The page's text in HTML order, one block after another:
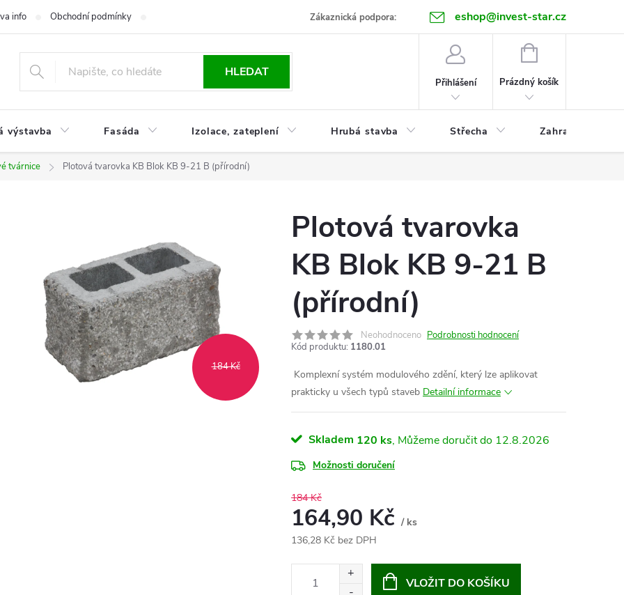
Zákaznická podpora: eshop@invest-star.cz
info Obchodní podmínky Kontakt
HLEDAT
Přihlášení
NÁKUPNÍ
Prázdný košík
výstavba Fasáda Izolace, zateplení Hrubá stavba Střecha Zahrada
tvárnice Plotová tvarovka KB Blok KB 9-21 B (přírodní)
184 Kč
Plotová tvarovka
KB Blok KB 9-21 B
(přírodní)
Neohodnoceno Podrobnosti hodnocení
Kód produktu: 1180.01
Komplexní systém modulového zdění, který lze aplikovat
prakticky u všech typů staveb Detailní informace
Skladem 120 ks 12.8.2026
Možnosti doručení
184 Kč
164,90 Kč / ks
136,28 Kč bez DPH
VLOŽIT DO KOŠÍKU